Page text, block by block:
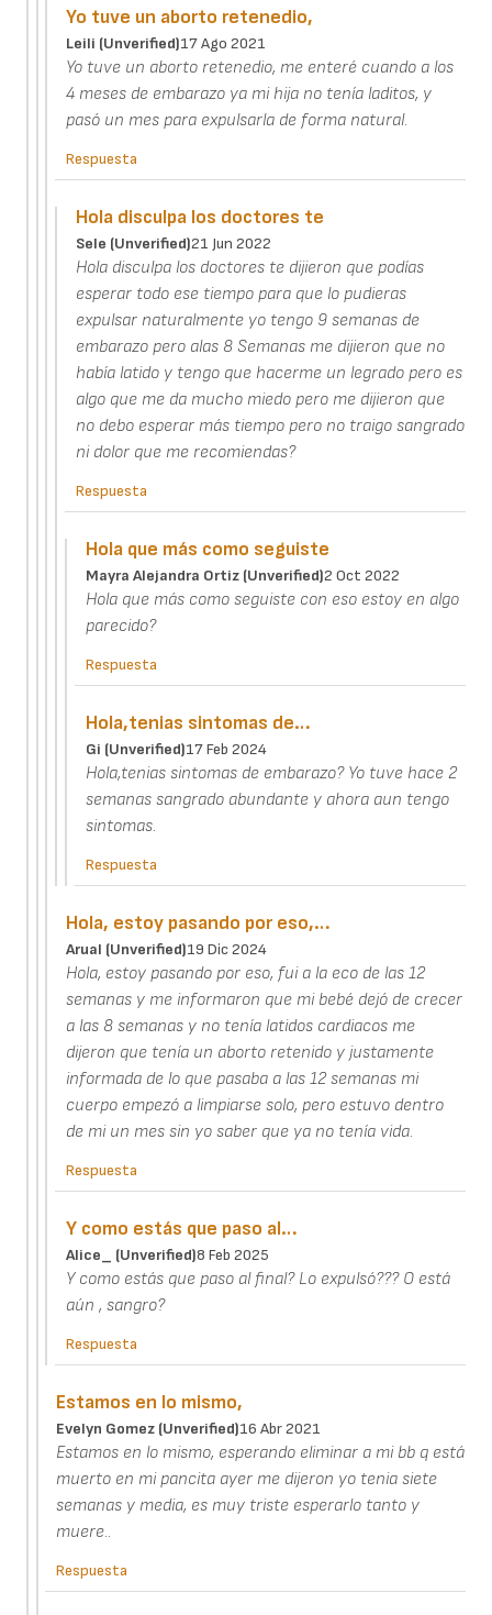
Yo tuve un aborto retenedio,
Leili (unverified)17 Ago 2021
Yo tuve un aborto retenedio, me enteré cuando a los
4 meses de embarazo ya mi hija no tenía laditos, y
pasó un mes para expulsarla de forma natural.
Respuesta
Hola disculpa los doctores te
Sele (unverified)21 Jun 2022
Hola disculpa los doctores te dijieron que podías
esperar todo ese tiempo para que lo pudieras
expulsar naturalmente yo tengo 9 semanas de
embarazo pero alas 8 Semanas me dijieron que no
había latido y tengo que hacerme un legrado pero es
algo que me da mucho miedo pero me dijieron que
no debo esperar más tiempo pero no traigo sangrado
ni dolor que me recomiendas?
Respuesta
Hola que más como seguiste
Mayra Alejandra Ortiz (unverified)2 Oct 2022
Hola que más como seguiste con eso estoy en algo
parecido?
Respuesta
Hola,tenias sintomas de…
Gi (unverified)17 Feb 2024
Hola,tenias sintomas de embarazo? Yo tuve hace 2
semanas sangrado abundante y ahora aun tengo
sintomas.
Respuesta
Hola, estoy pasando por eso,…
Arual (unverified)19 Dic 2024
Hola, estoy pasando por eso, fui a la eco de las 12
semanas y me informaron que mi bebé dejó de crecer
a las 8 semanas y no tenía latidos cardiacos me
dijeron que tenía un aborto retenido y justamente
informada de lo que pasaba a las 12 semanas mi
cuerpo empezó a limpiarse solo, pero estuvo dentro
de mi un mes sin yo saber que ya no tenía vida.
Respuesta
Y como estás que paso al…
Alice_ (unverified)8 Feb 2025
Y como estás que paso al final? Lo expulsó??? O está
aún , sangro?
Respuesta
Estamos en lo mismo,
Evelyn Gomez (unverified)16 Abr 2021
Estamos en lo mismo, esperando eliminar a mi bb q está
muerto en mi pancita ayer me dijeron yo tenia siete
semanas y media, es muy triste esperarlo tanto y
muere..
Respuesta